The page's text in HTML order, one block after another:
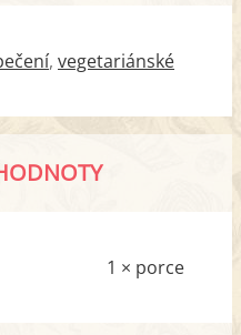
vegetariánské
1 × porce